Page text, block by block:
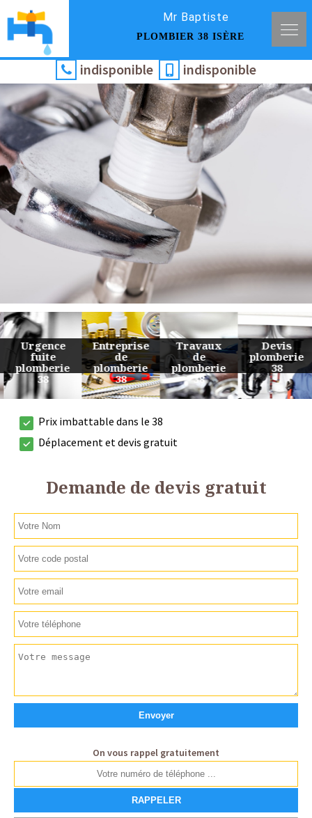
Mr Baptiste
PLOMBIER 38 ISÈRE
indisponible indisponible
Urgence
fuite
plomberie
38
Entreprise
de
plomberie
38
Travaux
de
plomberie
38
Devis
plomberie
38
Prix imbattable dans le 38
Déplacement et devis gratuit
Demande de devis gratuit
On vous rappel gratuitement